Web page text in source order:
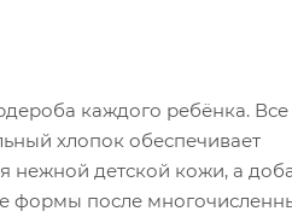
каждого ребёнка.
хлопок обеспечивает
нежной детской кожи, а
формы после